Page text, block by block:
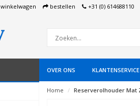
winkelwagen bestellen +31 (0) 614688110
OVER ONS KLANTENSERVICE
Home Reserverolhouder Mat